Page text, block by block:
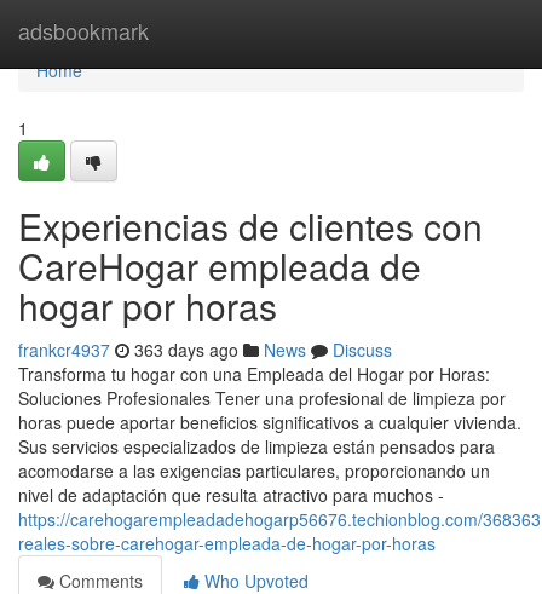
adsbookmark
Home
Home
1
Experiencias de clientes con
CareHogar empleada de
hogar por horas
frankcr4937 363 days ago News
Discuss
Transforma tu hogar con una Empleada del Hogar por Horas:
Soluciones Profesionales Tener una profesional de limpieza por
horas puede aportar beneficios significativos a cualquier vivienda.
Sus servicios especializados de limpieza están pensados para
acomodarse a las exigencias particulares, proporcionando un
nivel de adaptación que resulta atractivo para muchos -
https://carehogarempleadadehogarp56676.techionblog.com/
reales-sobre-carehogar-empleada-de-hogar-por-horas
Comments
Who Upvoted